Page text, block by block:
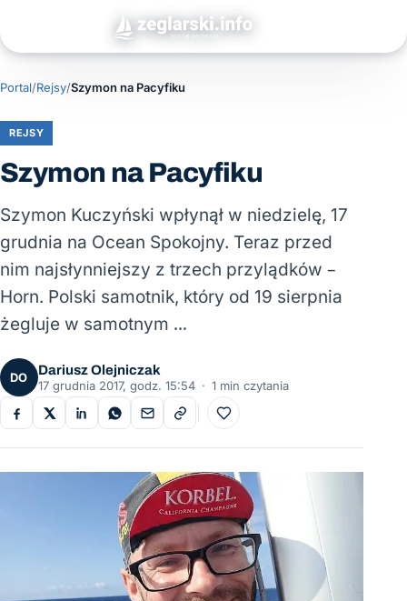
Portal/Rejsy/Szymon na Pacyfiku
REJSY
Szymon na Pacyfiku
Szymon Kuczyński wpłynął w niedzielę, 17
grudnia na Ocean Spokojny. Teraz przed
nim najsłynniejszy z trzech przylądków –
Horn. Polski samotnik, który od 19 sierpnia
żegluje w samotnym …
DO
Dariusz Olejniczak
17 grudnia 2017, godz. 15:54 · 1 min czytania
Do ulubionych